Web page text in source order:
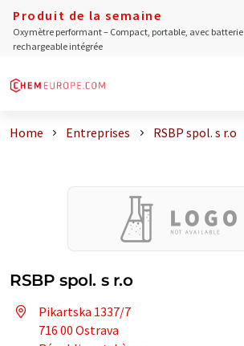
Produit de la semaine
Oxymètre performant – Compact, portable, avec batterie
rechargeable intégrée
Home Entreprises RSBP spol. s r.o
RSBP spol. s r.o
Pikartska 1337/7
716 00 Ostrava